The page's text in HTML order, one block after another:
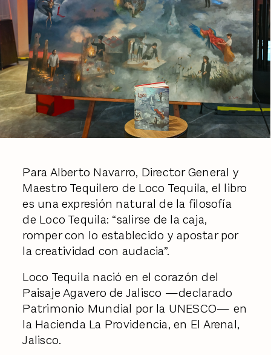
Para Alberto Navarro, Director General y
Maestro Tequilero de Loco Tequila, el libro
es una expresión natural de la filosofía
de Loco Tequila: “salirse de la caja,
romper con lo establecido y apostar por
la creatividad con audacia”.
Loco Tequila nació en el corazón del
Paisaje Agavero de Jalisco —declarado
Patrimonio Mundial por la UNESCO— en
la Hacienda La Providencia, en El Arenal,
Jalisco.